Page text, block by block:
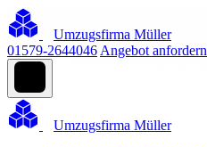
Umzugsfirma Müller
01579-2644046 Angebot anfordern
Umzugsfirma Müller